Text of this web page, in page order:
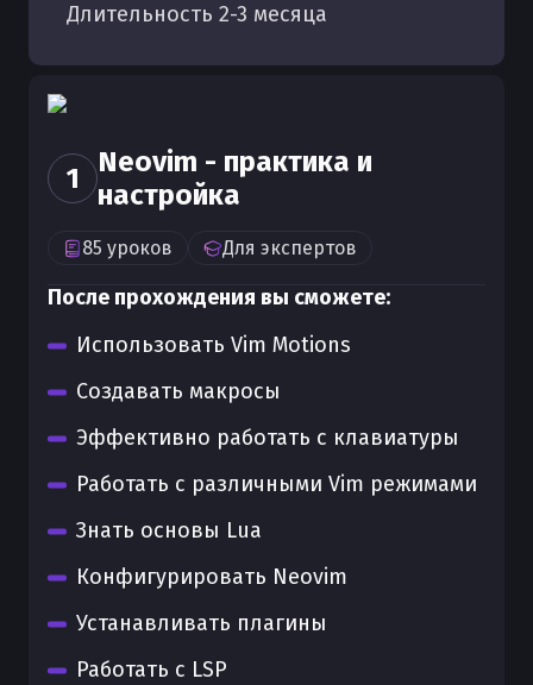
Длительность 2-3 месяца
1
Neovim - практика и
настройка
85 уроков Для экспертов
После прохождения вы сможете:
Использовать Vim Motions
Создавать макросы
Эффективно работать с клавиатуры
Работать с различными Vim режимами
Знать основы Lua
Конфигурировать Neovim
Устанавливать плагины
Работать с LSP